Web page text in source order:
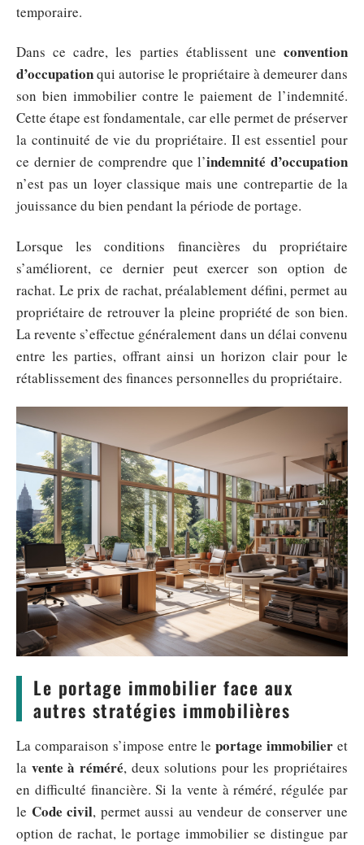
temporaire.
Dans ce cadre, les parties établissent une convention
d’occupationqui autorise le propriétaire à demeurer dans
son bien immobilier contre le paiement de l’indemnité.
Cette étape est fondamentale, car elle permet de préserver
la continuité de vie du propriétaire. Il est essentiel pour
ce dernier de comprendre que l’indemnité d’occupation
n’est pas un loyer classique mais une contrepartie de la
jouissance du bien pendant la période de portage.
Lorsque les conditions financières du propriétaire
s’améliorent, ce dernier peut exercer son option de
rachat. Le prix de rachat, préalablement défini, permet au
propriétaire de retrouver la pleine propriété de son bien.
La revente s’effectue généralement dans un délai convenu
entre les parties, offrant ainsi un horizon clair pour le
rétablissement des finances personnelles du propriétaire.
Le portage immobilier face aux
autres stratégies immobilières
La comparaison s’impose entre leportage immobilier et
la vente à réméré, deux solutions pour les propriétaires
en difficulté financière. Si la vente à réméré, régulée par
le Code civil, permet aussi au vendeur de conserver une
option de rachat, le portage immobilier se distingue par